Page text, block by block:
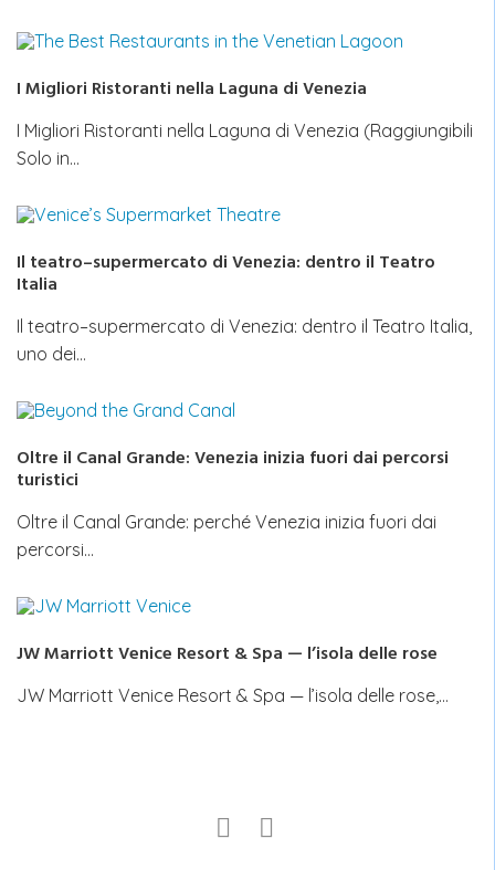
I Migliori Ristoranti nella Laguna di Venezia
I Migliori Ristoranti nella Laguna di Venezia (Raggiungibili
Solo in…
Il teatro–supermercato di Venezia: dentro il Teatro
Italia
Il teatro–supermercato di Venezia: dentro il Teatro Italia,
uno dei…
Oltre il Canal Grande: Venezia inizia fuori dai percorsi
turistici
Oltre il Canal Grande: perché Venezia inizia fuori dai
percorsi…
JW Marriott Venice Resort & Spa — l’isola delle rose
JW Marriott Venice Resort & Spa — l’isola delle rose,…